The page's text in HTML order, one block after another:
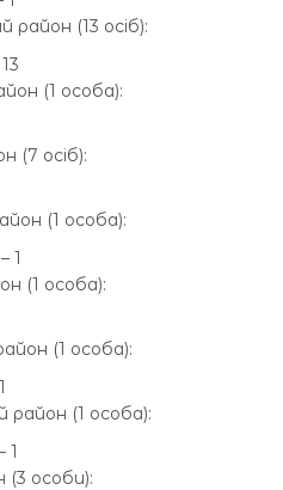
(13 осіб):
(1 особа):
(7 осіб):
(1 особа):
1
(1 особа):
(1 особа):
район (1 особа):
1
(3 особи):